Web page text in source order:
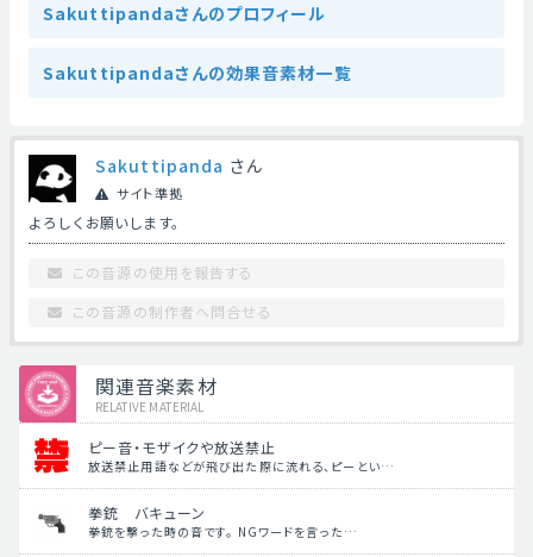
Sakuttipandaさんのプロフィール
Sakuttipandaさんの効果音素材一覧
Sakuttipanda さん
サイト準拠
よろしくお願いします。
この音源の使用を報告する
この音源の制作者へ問合せる
関連音楽素材
RELATIVE MATERIAL
ピー音・モザイクや放送禁止
放送禁止用語などが飛び出た際に流れる、ピーとい…
拳銃 バキューン
拳銃を撃った時の音です。 NGワードを言った…